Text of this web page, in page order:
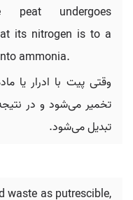
peat undergoes
its nitrogen is to a
ammonia.
وقتی پیت با ادرار یا
تخمیر می‌شود و در
تبدیل می‌شود.
as putrescible,